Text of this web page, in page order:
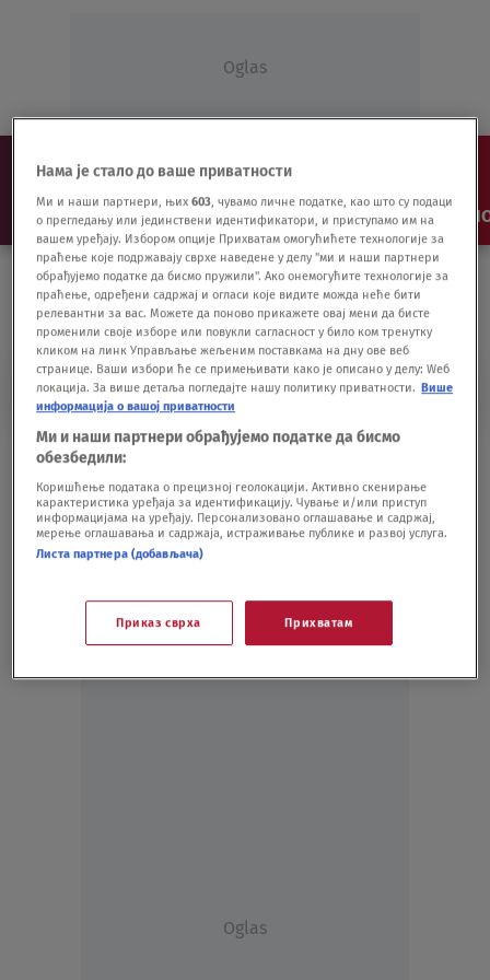
Oglas
NAJNOVIJE VESTI SHOW SPORT VIDEO
FRANKO DAVIN
mislio da ću umreti"
TENIS22.07.20.
Oglas
Нама је стало до ваше приватности
Ми и наши партнери, њих603, чувамо личне податке, као што су подаци
о прегледању или јединствени идентификатори, и приступамо им на
вашем уређају. Избором опције Прихватам омогућићете технологије за
праћење које подржавају сврхе наведене у делу "ми и наши партнери
обрађујемо податке да бисмо пружили". Ако онемогућите технологије за
праћење, одређени садржај и огласи које видите можда неће бити
релевантни за вас. Можете да поново прикажете овај мени да бисте
променили своје изборе или повукли сагласност у било ком тренутку
кликом на линк Управљање жељеним поставкама на дну ове веб
странице. Ваши избори ће се примењивати како је описано у делу: Wеб
локација. За више детаља погледајте нашу политику приватности. Више
информација о вашој приватности
Ми и наши партнери обрађујемо податке да бисмо
обезбедили:
Коришћење података о прецизној геолокацији. Активно скенирање
карактеристика уређаја за идентификацију. Чување и/или приступ
информацијама на уређају. Персонализовано оглашавање и садржај,
мерење оглашавања и садржаја, истраживање публике и развој услуга.
Листа партнера (добављача)
Приказ сврха Прихватам